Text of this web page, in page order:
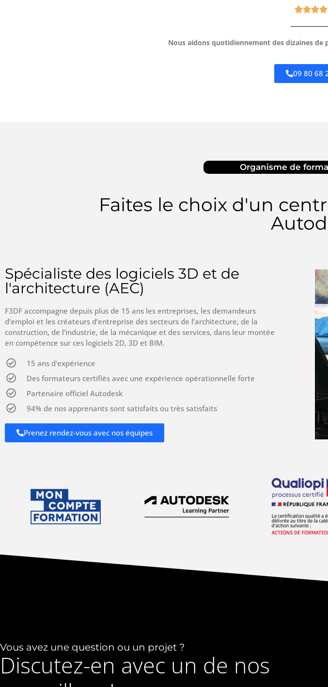

Nous aidons quotidiennement des dizaines
09 80 68
Organisme de
Faites le choix d'un
Spécialiste des logiciels 3D et de
l'architecture (AEC)
F3DF accompagne depuis plus de 15 ans les entreprises, les demandeurs
d’emploi et les créateurs d’entreprise des secteurs de l’architecture, de la
construction, de l’industrie, de la mécanique et des services, dans leur montée
en compétence sur ces logiciels 2D, 3D et BIM.
15 ans d'expérience
Des formateurs certifiés avec une expérience opérationnelle forte
Partenaire officiel Autodesk
94% de nos apprenants sont satisfaits ou très satisfaits
Prenez rendez-vous avec nos équipes
Vous avez une question ou un projet ?
Discutez-en avec un de nos